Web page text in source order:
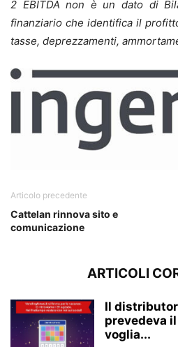
2 EBITDA non è un dato di
finanziario che identifica il
tasse, deprezzamenti,
Articolo precedente
Cattelan rinnova sito e
comunicazione
ARTICOLI
Il
prevedeva
voglia...